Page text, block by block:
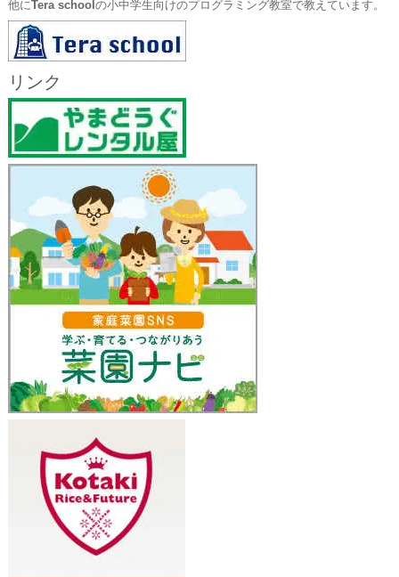
他にTera school の小中学生向けのプログラミング教室で教えています。
リンク